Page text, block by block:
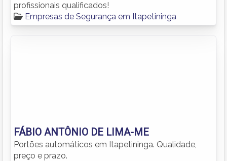
profissionais qualificados!
Empresas de Segurança em Itapetininga
FÁBIO ANTÔNIO DE LIMA-ME
Portões automáticos em Itapetininga. Qualidade,
preço e prazo.